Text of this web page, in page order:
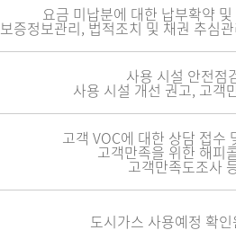
요금 미납분에 대한 납부확약
보증정보관리, 법적조치 및 채권 추심
사용 시설 안전점
사용 시설 개선 권고, 고객
고객 VOC에 대한 상담 접수
고객만족을 위한 해피
고객만족도조사
도시가스 사용예정 확